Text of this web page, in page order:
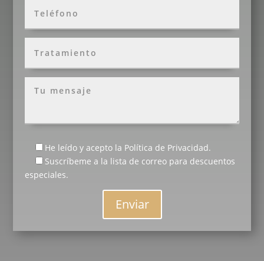
He leído y acepto la Política de Privacidad.
Suscríbeme a la lista de correo para descuentos
especiales.
Enviar